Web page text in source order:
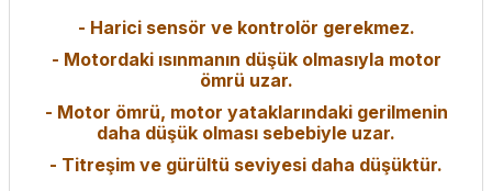
- Harici sensör ve kontrolör gerekmez.
- Motordaki ısınmanın düşük olmasıyla motor
ömrü uzar.
- Motor ömrü, motor yataklarındaki gerilmenin
daha düşük olması sebebiyle uzar.
- Titreşim ve gürültü seviyesi daha düşüktür.